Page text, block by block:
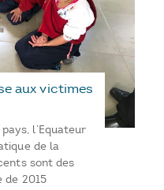
aux victimes
l’Equateur
de la
sont des
de 2015